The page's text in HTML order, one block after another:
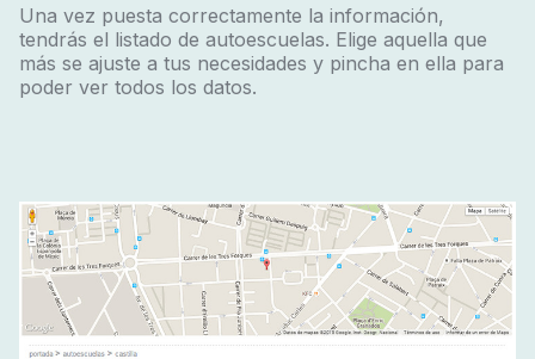
Una vez puesta correctamente la información,
tendrás el listado de autoescuelas. Elige aquella que
más se ajuste a tus necesidades y pincha en ella para
poder ver todos los datos.